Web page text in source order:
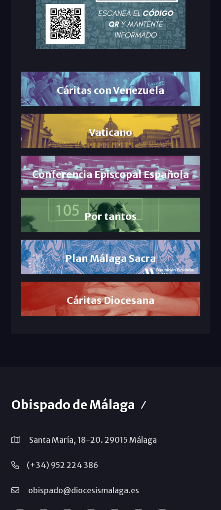
Cáritas con Venezuela
Vaticano
Conferencia Episcopal Española
Por tantos
Plan Málaga Sacra
Cáritas Diocesana
Obispado de Málaga
Santa María, 18-20. 29015 Málaga
(+34) 952 224 386
obispado@diocesismalaga.es